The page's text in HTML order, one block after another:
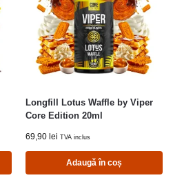
Longfill Lotus Waffle by Viper
Core Edition 20ml
69,90 lei TVA inclus
Adaugă în coș